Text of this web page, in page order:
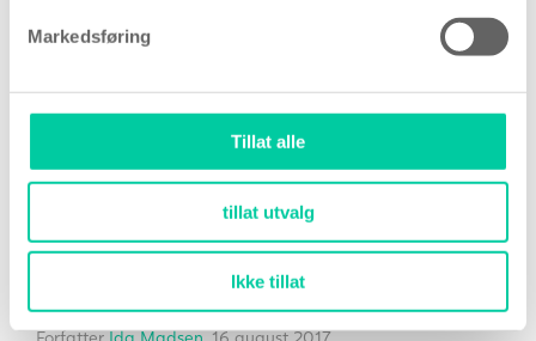
Markedsføring
Tillat alle
tillat utvalg
Ikke tillat
Les mer
Graviditetstesten viser en svak strek – hva betyr det?
ForfatterIda Madsen, 16 august 2017